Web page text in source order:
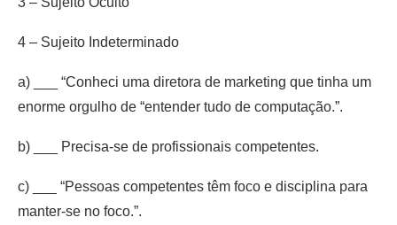
4 – Sujeito Indeterminado
a) ___ “Conheci uma diretora de marketing que tinha um
enorme orgulho de “entender tudo de computação.”.
b) ___ Precisa-se de profissionais competentes.
c) ___ “Pessoas competentes têm foco e disciplina para
manter-se no foco.”.